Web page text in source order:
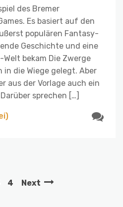
des Bremer
Es basiert auf den
populären Fantasy-
Geschichte und eine
bekam Die Zwerge
in die Wiege gelegt. Aber
aus der Vorlage auch ein
sprechen […]
4 Next